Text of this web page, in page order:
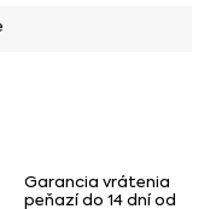
Garancia vrátenia
peňazí do 14 dní od